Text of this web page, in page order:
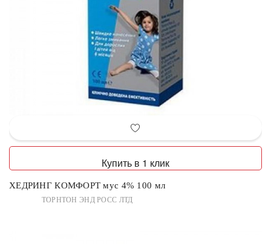
Купить в 1 клик
ХЕДРИНГ КОМФОРТ мус 4% 100 мл
ТОРНТОН ЭНД РОСС ЛТД